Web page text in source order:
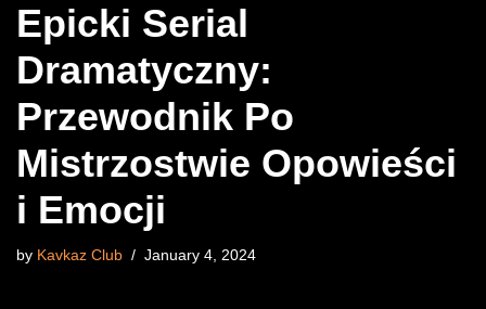
Epicki Serial
Dramatyczny:
Przewodnik Po
Mistrzostwie Opowieści
i Emocji
by Kavkaz Club January 4, 2024